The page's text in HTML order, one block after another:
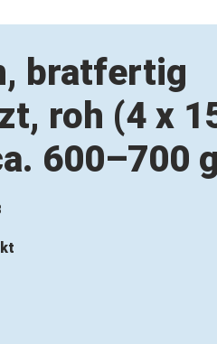
bratfertig
roh (4 x
600–700